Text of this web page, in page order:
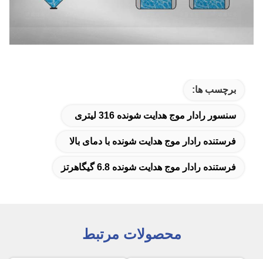
برچسب ها:
سنسور رادار موج هدایت شونده 316 لیتری
فرستنده رادار موج هدایت شونده با دمای بالا
فرستنده رادار موج هدایت شونده 6.8 گیگاهرتز
محصولات مرتبط